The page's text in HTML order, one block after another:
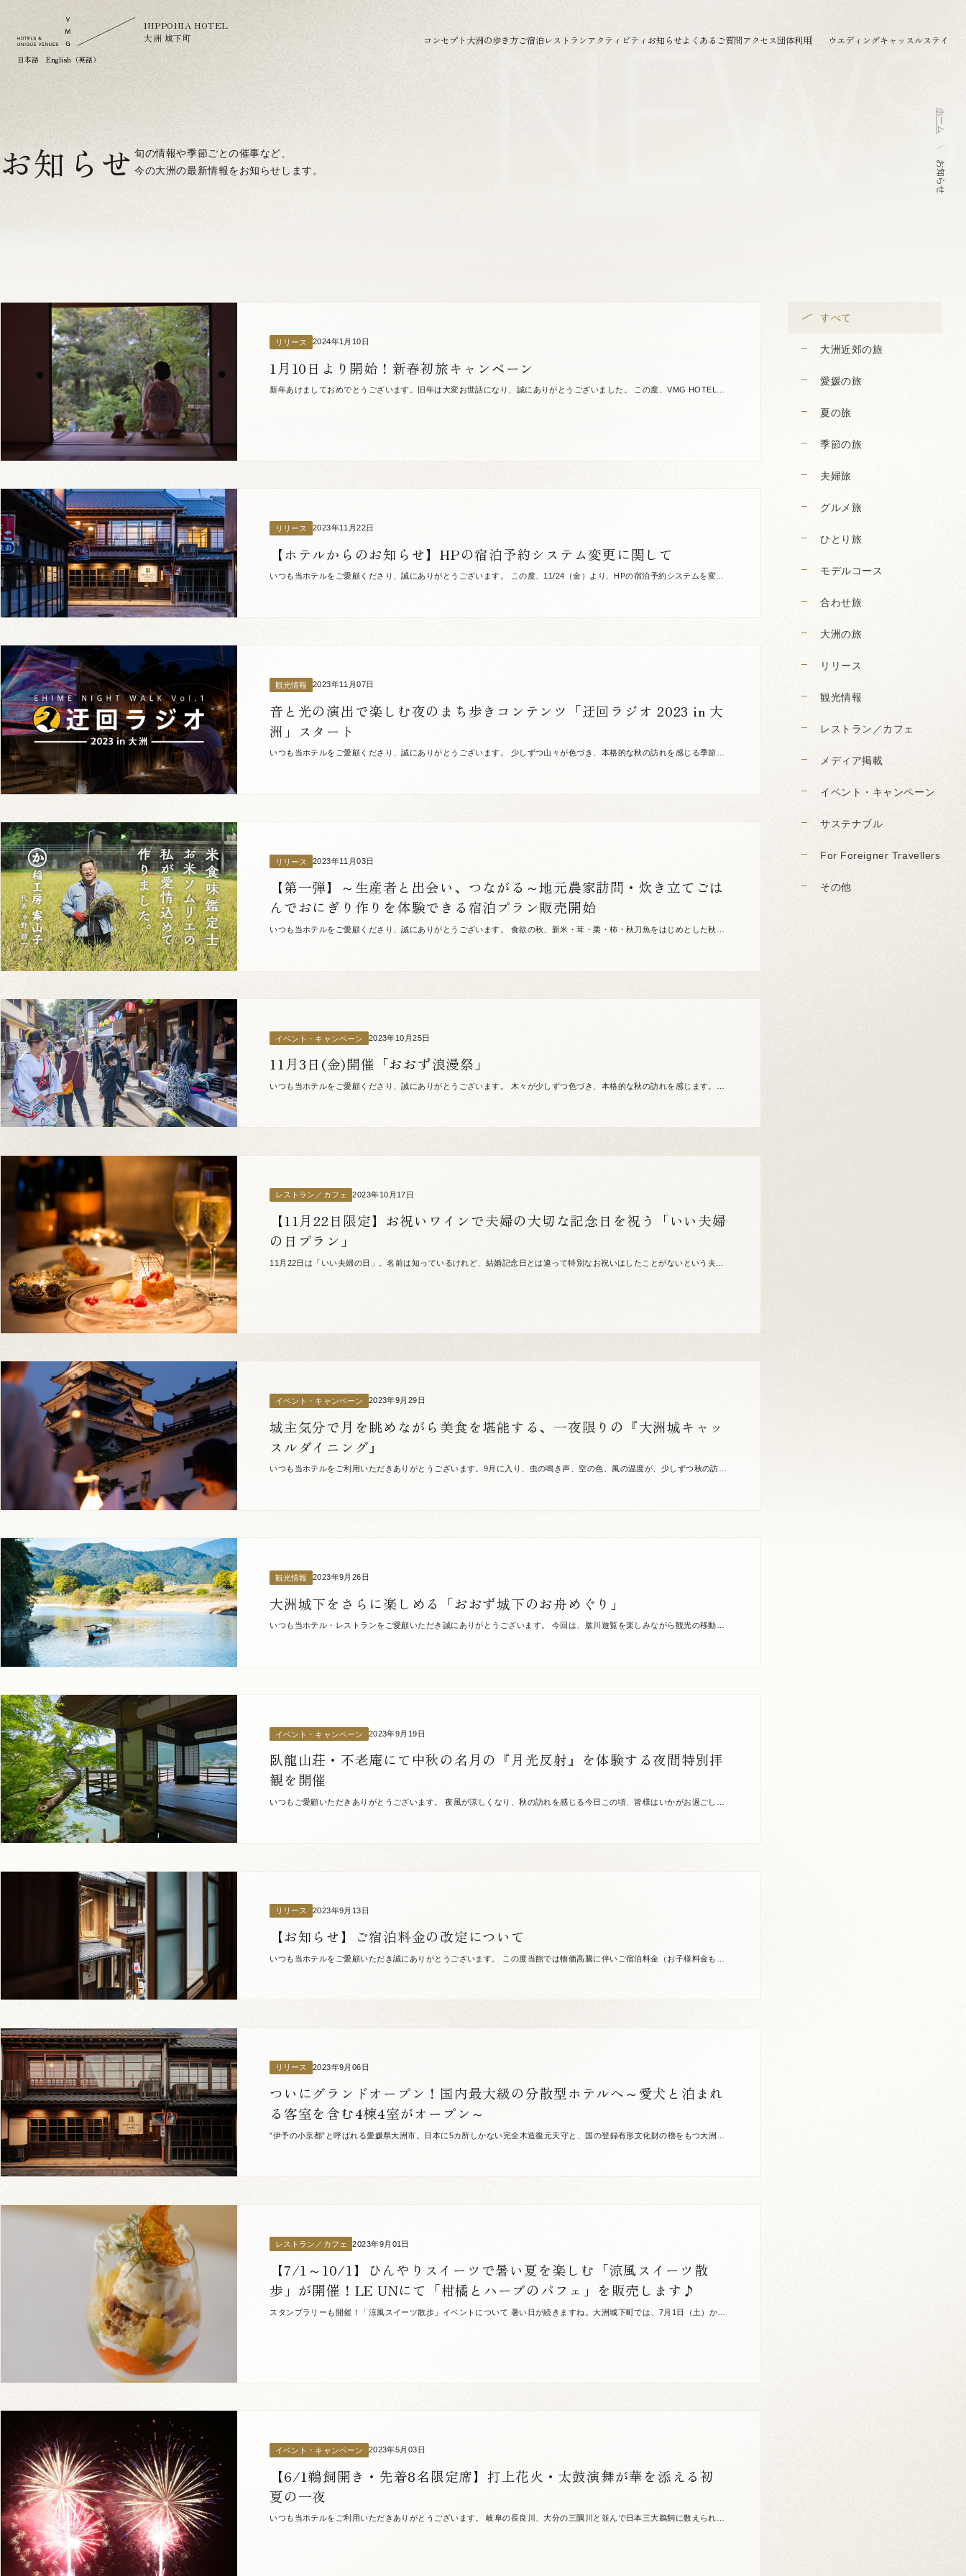
NIPPONIA HOTEL
大洲 城下町
日本語 English（英語）
コンセプト 大洲の歩き方ご宿泊レストランアクティビティ お知らせよくあるご質問アクセス団体利用 ウエディングキャッスルステイ
ホーム
お知らせ
お知らせ旬の情報や季節ごとの催事など、
今の大洲の最新情報をお知らせします。
NEWS
すべて
大洲近郊の旅
愛媛の旅
夏の旅
季節の旅
夫婦旅
グルメ旅
ひとり旅
モデルコース
合わせ旅
大洲の旅
リリース
観光情報
レストラン／カフェ
メディア掲載
イベント・キャンペーン
サステナブル
For Foreigner Travellers
その他
リリース 2024年1月10日
1月10日より開始！新春初旅キャンペーン
新年あけましておめでとうございます。旧年は大変お世話になり、誠にありがとうございました。 この度、VMG HOTELS
リリース 2023年11月22日
【ホテルからのお知らせ】HPの宿泊予約システム変更に関して
いつも当ホテルをご愛顧くださり、誠にありがとうございます。 この度、11/24（金）より、HPの宿泊予約システムを変更
観光情報 2023年11月07日
音と光の演出で楽しむ夜のまち歩きコンテンツ「迂回ラジオ 2023 in 大
洲」スタート
いつも当ホテルをご愛顧くださり、誠にありがとうございます。 少しずつ山々が色づき、本格的な秋の訪れを感じる季節と
リリース 2023年11月03日
【第一弾】～生産者と出会い、つながる～地元農家訪問・炊き立てごは
んでおにぎり作りを体験できる宿泊プラン販売開始
いつも当ホテルをご愛顧くださり、誠にありがとうございます。 食欲の秋、新米・茸・栗・柿・秋刀魚をはじめとした秋の
イベント・キャンペーン 2023年10月25日
11月3日(金)開催「おおず浪漫祭」
いつも当ホテルをご愛顧くださり、誠にありがとうございます。 木々が少しずつ色づき、本格的な秋の訪れを感じます。大
レストラン／カフェ 2023年10月17日
【11月22日限定】お祝いワインで夫婦の大切な記念日を祝う「いい夫婦
の日プラン」
11月22日は「いい夫婦の日」。名前は知っているけれど、結婚記念日とは違って特別なお祝いはしたことがないという夫婦
イベント・キャンペーン 2023年9月29日
城主気分で月を眺めながら美食を堪能する、一夜限りの『大洲城キャッ
スルダイニング』
いつも当ホテルをご利用いただきありがとうございます。9月に入り、虫の鳴き声、空の色、風の温度が、少しずつ秋の訪れ
観光情報 2023年9月26日
大洲城下をさらに楽しめる「おおず城下のお舟めぐり」
いつも当ホテル・レストランをご愛顧いただき誠にありがとうございます。 今回は、肱川遊覧を楽しみながら観光の移動手
イベント・キャンペーン 2023年9月19日
臥龍山荘・不老庵にて中秋の名月の『月光反射』を体験する夜間特別拝
観を開催
いつもご愛顧いただきありがとうございます。 夜風が涼しくなり、秋の訪れを感じる今日この頃、皆様はいかがお過ごしで
リリース 2023年9月13日
【お知らせ】ご宿泊料金の改定について
いつも当ホテルをご愛顧いただき誠にありがとうございます。 この度当館では物価高騰に伴いご宿泊料金（お子様料金も含
リリース 2023年9月06日
ついにグランドオープン！国内最大級の分散型ホテルへ～愛犬と泊まれ
る客室を含む4棟4室がオープン～
”伊予の小京都”と呼ばれる愛媛県大洲市。日本に5カ所しかない完全木造復元天守と、国の登録有形文化財の櫓をもつ大洲城
レストラン／カフェ 2023年9月01日
【7/1～10/1】ひんやりスイーツで暑い夏を楽しむ「涼風スイーツ散
歩」が開催！LE UNにて「柑橘とハーブのパフェ」を販売します♪
スタンプラリーも開催！「涼風スイーツ散歩」イベントについて 暑い日が続きますね。大洲城下町では、7月1日（土）から
イベント・キャンペーン 2023年5月03日
【6/1鵜飼開き・先着8名限定席】打上花火・太鼓演舞が華を添える初
夏の一夜
いつも当ホテルをご利用いただきありがとうございます。 岐阜の長良川、大分の三隅川と並んで日本三大鵜飼に数えられる